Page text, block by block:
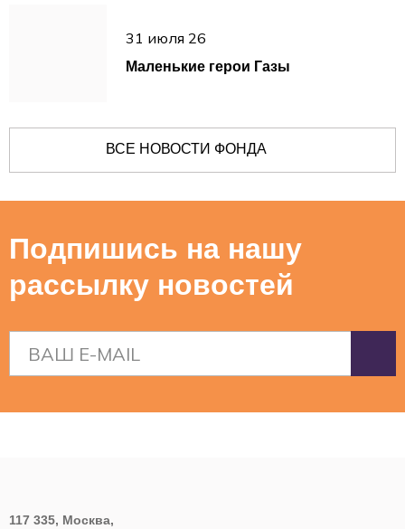
31 июля 26
Маленькие герои Газы
ВСЕ НОВОСТИ ФОНДА
Подпишись на нашу
рассылку новостей
117 335, Москва,